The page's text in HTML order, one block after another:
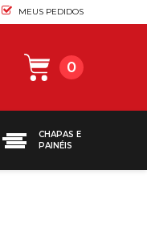
MEUS PEDIDOS
0
CHAPAS E
PAINÉIS